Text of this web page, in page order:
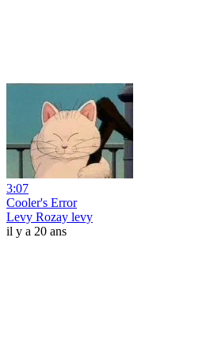
3:07
Cooler's Error
Levy Rozay levy
il y a 20 ans